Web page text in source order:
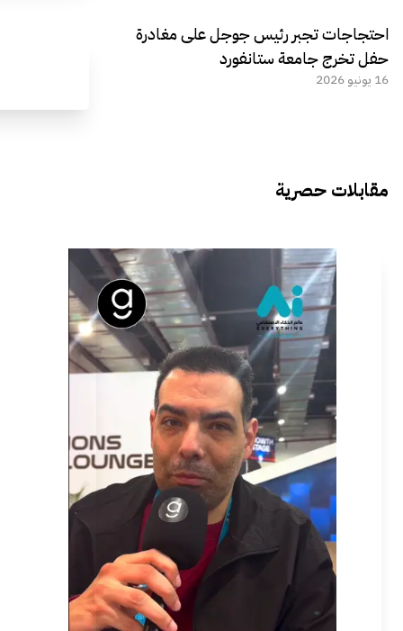
احتجاجات تجبر رئيس جوجل على مغادرة
حفل تخرج جامعة ستانفورد
16 يونيو 2026
مقابلات حصرية